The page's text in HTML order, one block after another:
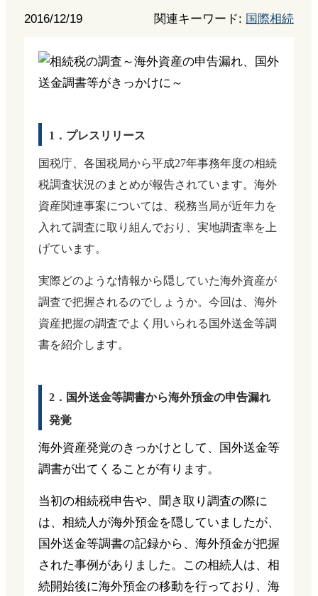
2016/12/19 関連キーワード: 国際相続
1．プレスリリース
国税庁、各国税局から平成27年事務年度の相続
税調査状況のまとめが報告されています。海外
資産関連事案については、税務当局が近年力を
入れて調査に取り組んでおり、実地調査率を上
げています。
実際どのような情報から隠していた海外資産が
調査で把握されるのでしょうか。今回は、海外
資産把握の調査でよく用いられる国外送金等調
書を紹介します。
2．国外送金等調書から海外預金の申告漏れ
発覚
海外資産発覚のきっかけとして、国外送金等
調書が出てくることが有ります。
当初の相続税申告や、聞き取り調査の際に
は、相続人が海外預金を隠していましたが、
国外送金等調書の記録から、海外預金が把握
された事例がありました。この相続人は、相
続開始後に海外預金の移動を行っており、海